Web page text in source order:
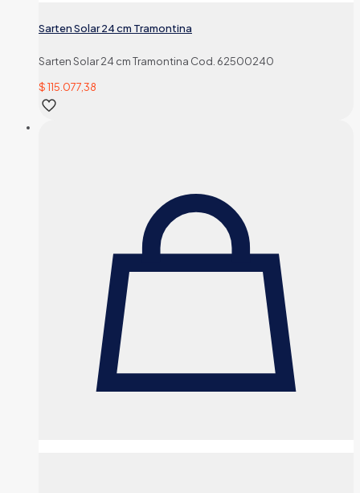
Sarten Solar 24 cm Tramontina
Sarten Solar 24 cm Tramontina Cod. 62500240
$115.077,38